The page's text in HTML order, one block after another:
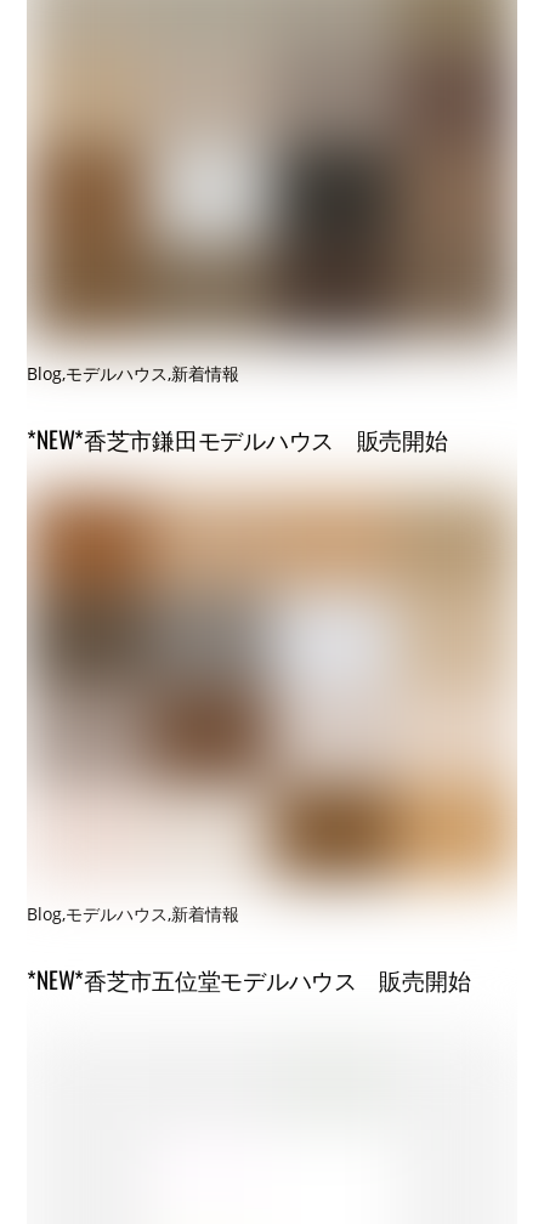
Blog,モデルハウス,新着情報
*NEW*香芝市鎌田モデルハウス 販売開始
Blog,モデルハウス,新着情報
*NEW*香芝市五位堂モデルハウス 販売開始